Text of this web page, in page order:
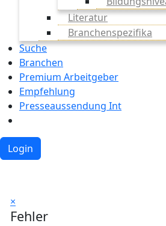
Literatur
Branchenspezifika
Suche
Branchen
Premium Arbeitgeber
Empfehlung
Presseaussendung Int
Login
×
Fehler